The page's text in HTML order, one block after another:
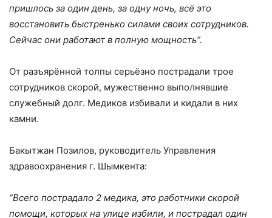
пришлось за один день, за одну ночь, всё это
восстановить быстренько силами своих сотрудников.
Сейчас они работают в полную мощность”.
От разъярённой толпы серьёзно пострадали трое
сотрудников скорой, мужественно выполнявшие
служебный долг. Медиков избивали и кидали в них
камни.
Бакытжан Позилов, руководитель Управления
здравоохранения г. Шымкента:
“Всего пострадало 2 медика, это работники скорой
помощи, которых на улице избили, и пострадал один